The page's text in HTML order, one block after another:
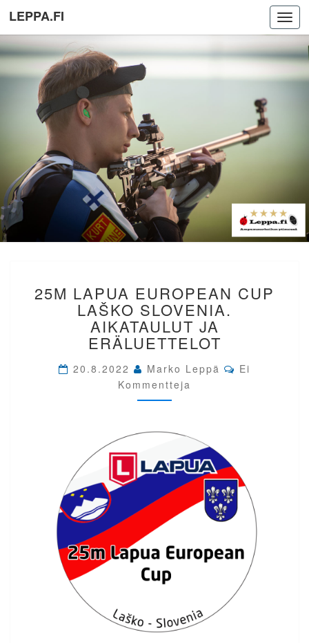
LEPPA.FI
LAPUA
EUROPEAN
CUP
LAŠKO
SLOVENIA.
JA
ERÄLUETTELOT
25M LAPUA EUROPEAN CUP
LAŠKO SLOVENIA.
AIKATAULUT JA
ERÄLUETTELOT
20.8.2022 Marko Leppä Comments
Ei
Kommentteja